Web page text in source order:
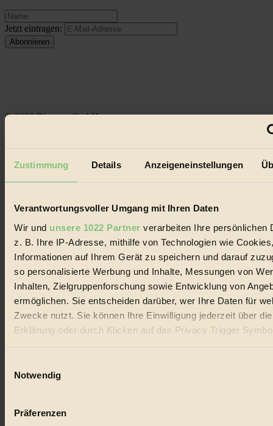
Zustimmung Details Anzeigeneinstellungen
Verantwortungsvoller Umgang mit Ihren Daten
Wir und unsere 1022 Partner verarbeiten Ihre persönlichen
z. B. Ihre IP-Adresse, mithilfe von Technologien wie
Informationen auf Ihrem Gerät zu speichern und darauf
so personalisierte Werbung und Inhalte, Messungen von
Inhalten, Zielgruppenforschung sowie Entwicklung von
ermöglichen. Sie entscheiden darüber, wer Ihre Daten für
Zwecke nutzt. Sie können Ihre Einwilligung jederzeit über
Erklärung oder durch Klicken auf das Privacy Trigger
oder widerrufen
Wenn Sie es erlauben, würden wir auch gerne:
Ihr Gerät durch aktives Scannen nach bestimmten
Notwendig
Präferenzen
Jetzt eintragen:
© 2026 Biorama GmbH
Datenschutz
Mediadaten
Biorama steht für einen nachhaltigen Lebensstil und bewussten
Handels mit Bioprodukten, des Fair-Trade sowie der Branche
alternativer Energien.
Social Media
22.601 Fans auf Facebook
3.415 Follower auf Twitter
Folge uns auf Instagram
Themen
#
Nachhaltigkeit
Vegan